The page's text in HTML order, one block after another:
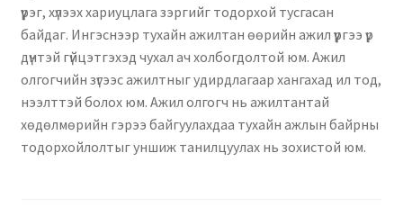
Нягтлан бодох бүртгэл
Санхүүгийн анхан шатны баримтуудын загвар
Сургалт
үүрэг, хүлээх хариуцлага зэргийг тодорхой тусгасан
байдаг. Ингэснээр тухайн ажилтан өөрийн ажил үүргээ үр
дүнтэй гүйцэтгэхэд чухал ач холбогдолтой юм. Ажил
олгогчийн зүгээс ажилтныг удирдлагаар хангахад ил тод,
нээлттэй болох юм. Ажил олгогч нь ажилтантай
хөдөлмөрийн гэрээ байгуулахдаа тухайн ажлын байрны
тодорхойлолтыг уншиж танилцуулах нь зохистой юм.